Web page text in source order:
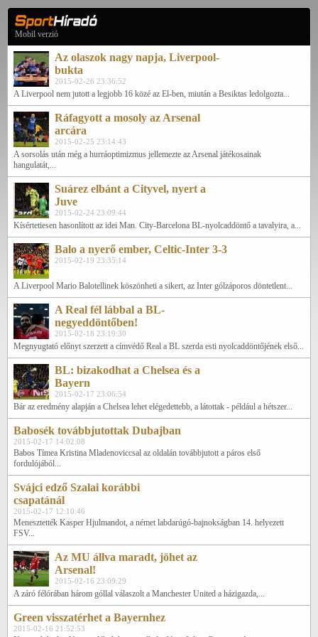
Mobil verzió
Az olaszok nagy napja, Liverpool-
bukta
2015-02-26 23:36:52
A Liverpool nem jutott a legjobb 16 közé az El-ben, miután a Besiktas ledolgozta...
Ráfagyott a mosoly az Arsenal
arcára
2015-02-25 23:14:43
A sorsolás után még a hurráoptimizmus jellemezte az Arsenal játékosainak
hangulatát,...
Suárez elbánt a Cityvel, nyert a
Juve
2015-02-24 23:09:44
Kísértetiesen hasonlított az idei Man. City-Barcelona BL-nyolcaddöntő a tavalyira, a...
Balo a nyerő ember, Celtic-Inter 3-3
2015-02-19 23:35:14
A Liverpool Mario Balotellinek köszönheti a sikert, az Inter gólzáporos döntetlent...
A Real fél lábbal a BL-
negyeddöntőben!
2015-02-18 23:19:30
Megnyugtató előnyt szerzett a címvédő Real a BL szerda esti nyolcaddöntőjének első...
BL: bizakodhat a Chelsea és a
Bayern
2015-02-17 23:06:54
Bár az eredmény alapján a Chelsea lehet elégedettebb, a látottak - például a hétszer...
Babosék továbbjutottak Dubajban
2015-02-17 14:02:08
Babos Tímea Kristina Mladenoviccsal az oldalán továbbjutott a páros első
fordulójából...
Svájci edző Szalai korábbi
csapatánál
2015-02-17 12:10:46
Menesztették Kasper Hjulmandot, a német labdarúgó-bajnokságban 14. helyezett
FSV...
Az MU állva maradt, jöhet az
Arsenal!
2015-02-16 23:09:29
A záró félórában három góllal válaszolt a Manchester United a házigazda,...
Green visszatérhet a Bayernhez
2015-02-16 21:52:53